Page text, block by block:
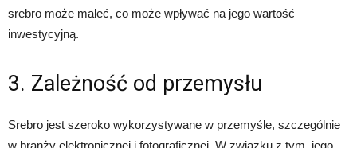
srebro może maleć, co może wpływać na jego wartość
inwestycyjną.
3. Zależność od przemysłu
Srebro jest szeroko wykorzystywane w przemyśle, szczególnie
w branży elektronicznej i fotograficznej. W związku z tym, jego